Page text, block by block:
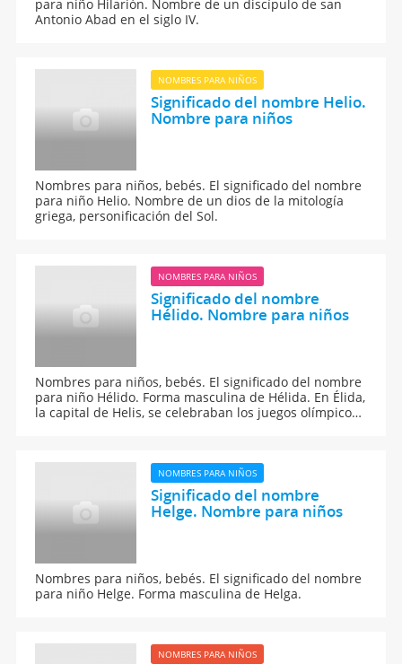
para niño Hilarión. Nombre de un discípulo de san
Antonio Abad en el siglo IV.
NOMBRES PARA NIÑOS
Significado del nombre Helio.
Nombre para niños
Nombres para niños, bebés. El significado del nombre
para niño Helio. Nombre de un dios de la mitología
griega, personificación del Sol.
NOMBRES PARA NIÑOS
Significado del nombre
Hélido. Nombre para niños
Nombres para niños, bebés. El significado del nombre
para niño Hélido. Forma masculina de Hélida. En Élida,
la capital de Helis, se celebraban los juegos olímpicos,
NOMBRES PARA NIÑOS
Significado del nombre
Helge. Nombre para niños
Nombres para niños, bebés. El significado del nombre
para niño Helge. Forma masculina de Helga.
NOMBRES PARA NIÑOS